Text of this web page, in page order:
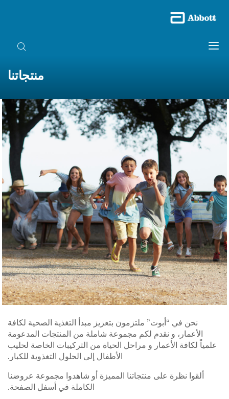
منتجاتنا
نحن في “أبوت” ملتزمون بتعزيز مبدأ التغذية الصحية لكافة
الأعمار، و نقدم لكم مجموعة شاملة من المنتجات المدعومة
علمياً لكافة الأعمار و مراحل الحياة من التركيبات الخاصة لحليب
الأطفال إلى الحلول التغذوية للكبار.
ألقوا نظرة على منتجاتنا المميزة أو شاهدوا مجموعة عروضنا
الكاملة في أسفل الصفحة.